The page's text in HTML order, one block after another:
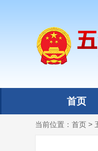
首页
当前位置： 首页 >